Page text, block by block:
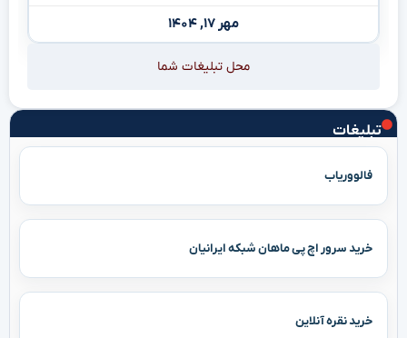
تبلیغات
فالووریاب
خرید سرور اچ پی ماهان شبکه ایرانیان
خرید نقره آنلاین
مهر ۱۷, ۱۴۰۴
محل تبلیغات شما